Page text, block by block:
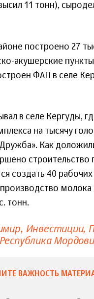
11 тонн),
построено 27
акушерские
ФАП в селе
в селе Кергуды,
на тысячу
Как
создать 40
молока
тонн.
Инвестиции
Республика
ВАЖНОСТЬ